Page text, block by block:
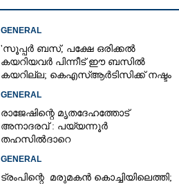
GENERAL
'സൂപ്പർ ബസ്, പക്ഷേ ഒരിക്കൽ
കയറിയവർ പിന്നീട് ഈ ബസിൽ
കയറില്ല; കെഎസ്ആർടിസിക്ക് നഷ്ടം
GENERAL
രാജേഷിന്റെ മൃതദേഹത്തോട്
അനാദരവ് : പയ്യന്നൂർ
തഹസിൽദാറെ
GENERAL
ട്രംപിന്റെ മരുമകൻ കൊച്ചിയിലെത്തി;
Share this link